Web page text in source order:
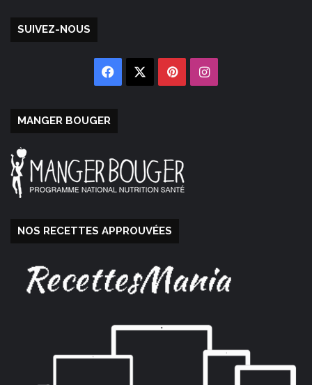
SUIVEZ-NOUS
Facebook PinterestInstagram
MANGER BOUGER
NOS RECETTES APPROUVÉES